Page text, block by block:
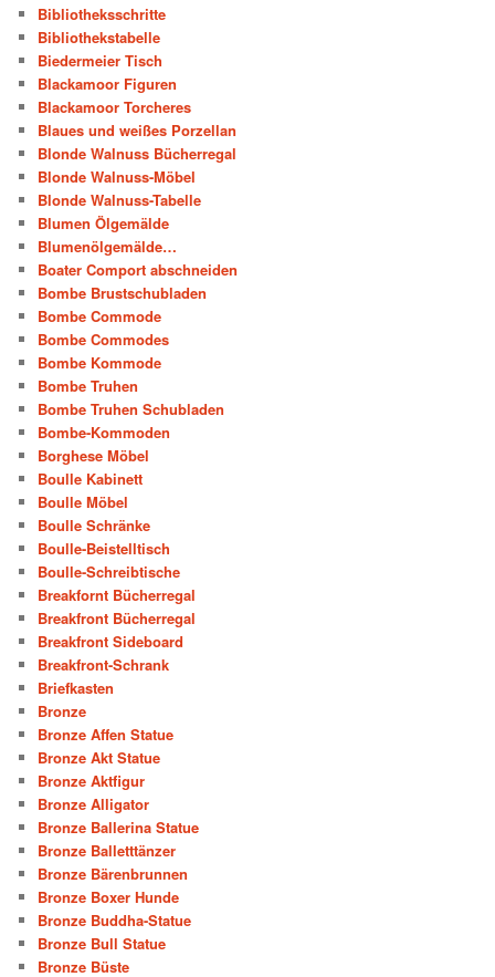
Bibliotheksschritte
Bibliothekstabelle
Biedermeier Tisch
Blackamoor Figuren
Blackamoor Torcheres
Blaues und weißes Porzellan
Blonde Walnuss Bücherregal
Blonde Walnuss-Möbel
Blonde Walnuss-Tabelle
Blumen Ölgemälde
Blumenölgemälde…
Boater Comport abschneiden
Bombe Brustschubladen
Bombe Commode
Bombe Commodes
Bombe Kommode
Bombe Truhen
Bombe Truhen Schubladen
Bombe-Kommoden
Borghese Möbel
Boulle Kabinett
Boulle Möbel
Boulle Schränke
Boulle-Beistelltisch
Boulle-Schreibtische
Breakfornt Bücherregal
Breakfront Bücherregal
Breakfront Sideboard
Breakfront-Schrank
Briefkasten
Bronze
Bronze Affen Statue
Bronze Akt Statue
Bronze Aktfigur
Bronze Alligator
Bronze Ballerina Statue
Bronze Balletttänzer
Bronze Bärenbrunnen
Bronze Boxer Hunde
Bronze Buddha-Statue
Bronze Bull Statue
Bronze Büste